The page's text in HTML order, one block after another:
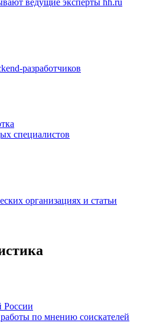
ведущие эксперты hh.ru
разработчиков
специалистов
организациях и статьи
России
по мнению соискателей